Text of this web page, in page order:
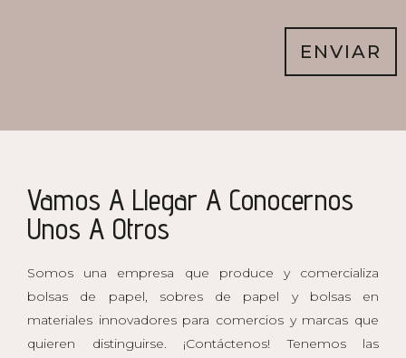
ENVIAR
Vamos A Llegar A Conocernos
Unos A Otros
Somos una empresa que produce y comercializa
bolsas de papel, sobres de papel y bolsas en
materiales innovadores para comercios y marcas que
quieren distinguirse. ¡Contáctenos! Tenemos las